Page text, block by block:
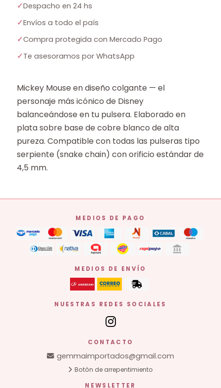
✓Despacho en 24 hs
✓Envíos a todo el país
✓Compra protegida con Mercado Pago
✓Te asesoramos por WhatsApp
Mickey Mouse en diseño colgante — el
personaje más icónico de Disney
balanceándose en tu pulsera. Elaborado en
plata sobre base de cobre blanco de alta
pureza. Compatible con todas las pulseras tipo
serpiente (snake chain) con orificio estándar de
4,5 mm.
MEDIOS DE PAGO
MEDIOS DE ENVÍO
NUESTRAS REDES SOCIALES
CONTACTO
gemmaimportados@gmail.com
Botón de arrepentimiento
NEWSLETTER